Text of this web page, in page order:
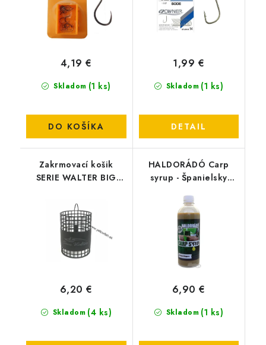
Skladom (1 ks)
4,19 €
DO KOŠÍKA
Skladom (1 ks)
1,99 €
DETAIL
Zakrmovací košik
SERIE WALTER BIG
Skladom (4 ks)
6,20 €
HALDORÁDÓ Carp
syrup - Španielsky
Skladom (1 ks)
6,90 €